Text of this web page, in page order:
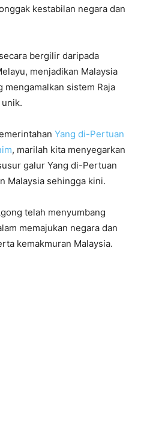
kestabilan negara dan
bergilir daripada
menjadikan Malaysia
mengamalkan sistem Raja
Yang di-Pertuan
, marilah kita menyegarkan
galur Yang di-Pertuan
Malaysia sehingga kini.
telah menyumbang
memajukan negara dan
kemakmuran Malaysia.